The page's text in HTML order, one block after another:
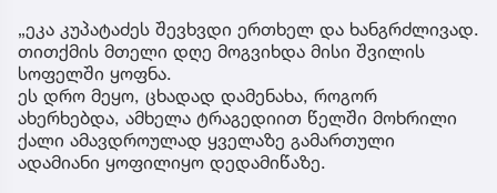
„ეკა კუპატაძეს შევხვდი ერთხელ და ხანგრძლივად.
თითქმის მთელი დღე მოგვიხდა მისი შვილის
სოფელში ყოფნა.
ეს დრო მეყო, ცხადად დამენახა, როგორ
ახერხებდა, ამხელა ტრაგედიით წელში მოხრილი
ქალი ამავდროულად ყველაზე გამართული
ადამიანი ყოფილიყო დედამიწაზე.